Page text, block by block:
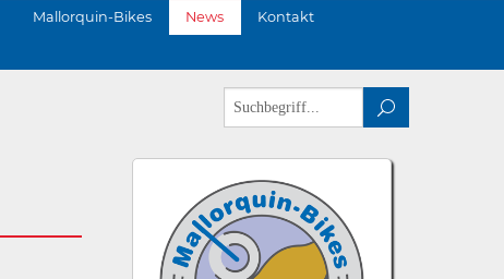
Mallorquin-Bikes News Kontakt